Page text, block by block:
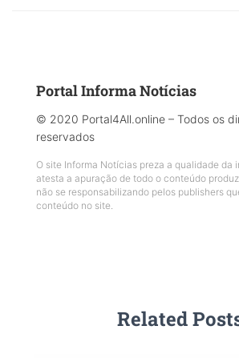
Portal Informa Notícias
© 2020 Portal4All.online – Todos os
reservados
O site Informa Notícias preza a qualidade da
atesta a apuração de todo o conteúdo
não se responsabilizando pelos publishers
conteúdo no site.
Related